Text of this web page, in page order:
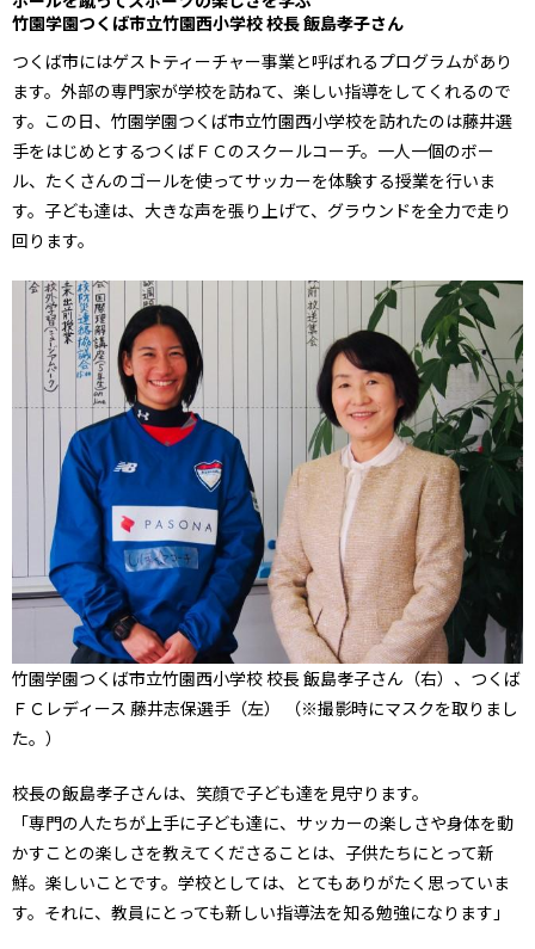
竹園学園つくば市立竹園西小学校 校長 飯島孝子さん
つくば市にはゲストティーチャー事業と呼ばれるプログラムがあり
ます。外部の専門家が学校を訪ねて、楽しい指導をしてくれるので
す。この日、竹園学園つくば市立竹園西小学校を訪れたのは藤井選
手をはじめとするつくばＦＣのスクールコーチ。一人一個のボー
ル、たくさんのゴールを使ってサッカーを体験する授業を行いま
す。子ども達は、大きな声を張り上げて、グラウンドを全力で走り
回ります。
竹園学園つくば市立竹園西小学校 校長 飯島孝子さん（右）、つくば
ＦＣレディース 藤井志保選手（左） （※撮影時にマスクを取りまし
た。）
校長の飯島孝子さんは、笑顔で子ども達を見守ります。
「専門の人たちが上手に子ども達に、サッカーの楽しさや身体を動
かすことの楽しさを教えてくださることは、子供たちにとって新
鮮。楽しいことです。学校としては、とてもありがたく思っていま
す。それに、教員にとっても新しい指導法を知る勉強になります」